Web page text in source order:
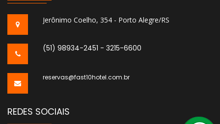
Jerônimo Coelho, 354 - Porto Alegre/RS
(51) 98934-2451 - 3215-6600
reservas@fast10hotel.com.br
REDES SOCIAIS